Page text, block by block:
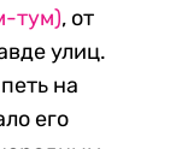
тум), от
улиц.
на
его